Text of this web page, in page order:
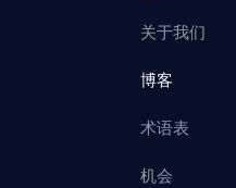
关于我们
博客
术语表
机会